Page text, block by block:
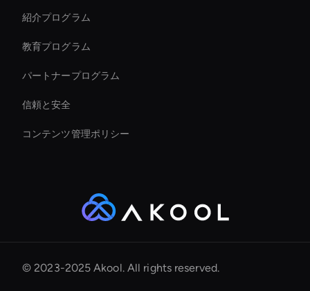
紹介プログラム
教育プログラム
パートナープログラム
信頼と安全
コンテンツ管理ポリシー
© 2023-2025 Akool. All rights reserved.